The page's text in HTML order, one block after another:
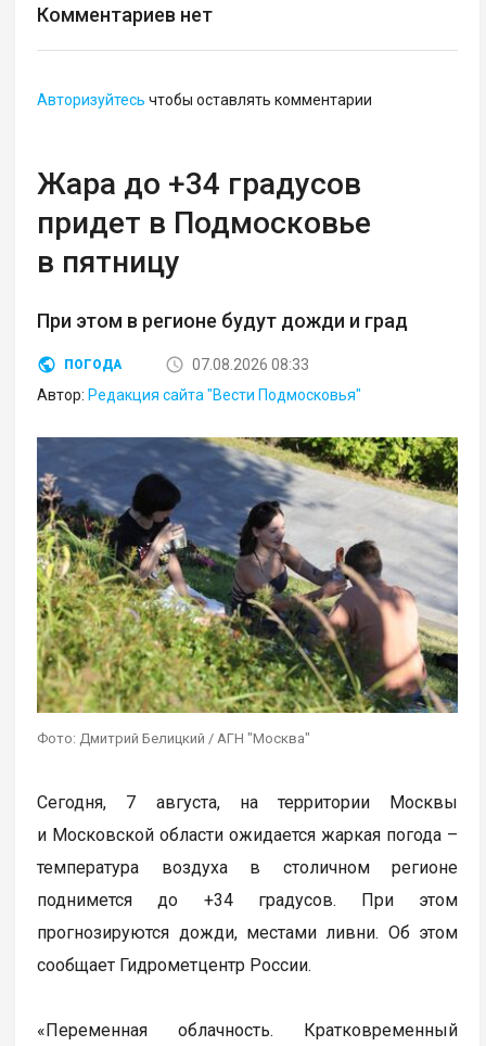
Комментариев нет
Авторизуйтесь чтобы оставлять комментарии
Жара до +34 градусов
придет в Подмосковье
в пятницу
При этом в регионе будут дожди и град
ПОГОДА
07.08.2026 08:33
Автор: Редакция сайта "Вести Подмосковья"
Фото: Дмитрий Белицкий / АГН "Москва"
Сегодня, 7 августа, на территории Москвы
и Московской области ожидается жаркая погода –
температура воздуха в столичном регионе
поднимется до +34 градусов. При этом
прогнозируются дожди, местами ливни. Об этом
сообщает Гидрометцентр России.
«Переменная облачность. Кратковременный